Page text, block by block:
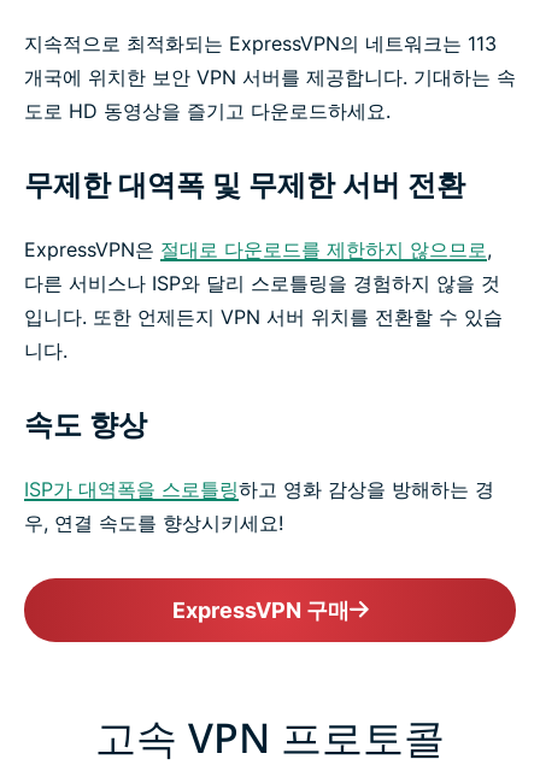
지속적으로 최적화되는 ExpressVPN의 네트워크는 113
개국에 위치한 보안 VPN 서버를 제공합니다. 기대하는 속
도로 HD 동영상을 즐기고 다운로드하세요.
무제한 대역폭 및 무제한 서버 전환
ExpressVPN은 절대로 다운로드를 제한하지 않으므로,
다른 서비스나 ISP와 달리 스로틀링을 경험하지 않을 것
입니다. 또한 언제든지 VPN 서버 위치를 전환할 수 있습
니다.
속도 향상
ISP가 대역폭을 스로틀링하고 영화 감상을 방해하는 경
우, 연결 속도를 향상시키세요!
ExpressVPN 구매
고속 VPN 프로토콜